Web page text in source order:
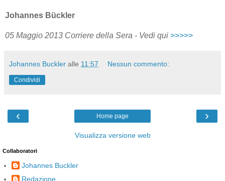
Johannes Bückler
05 Maggio 2013 Corriere della Sera - Vedi qui >>>>>
Johannes Buckler alle 11:57 Nessun commento:
Condividi
‹ ›
Home page
Visualizza versione web
Collaboratori
Johannes Buckler
Redazione